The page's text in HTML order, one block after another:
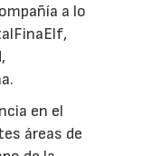
a lo
en el
áreas de